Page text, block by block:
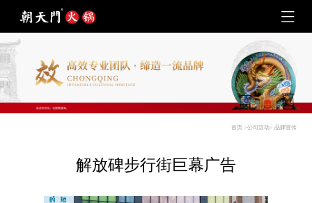
首页 >公司活动> 品牌宣传
解放碑步行街巨幕广告